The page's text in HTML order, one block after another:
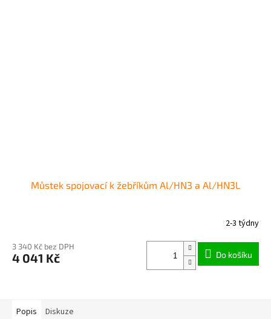
Můstek spojovací k žebříkům Al/HN3 a Al/HN3L
2-3 týdny
3 340 Kč bez DPH
4 041 Kč Do košíku
Popis Diskuze